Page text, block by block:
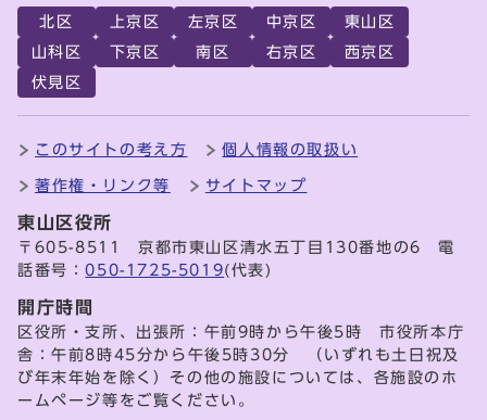
北区 上京区 左京区 中京区
東山区
山科区
下京区 南区 右京区
西京区
伏見区
このサイトの考え方 個人情報の取扱い
著作権・リンク等 サイトマップ
東山区役所
〒605-8511 京都市東山区清水五丁目130番地の6 電
話番号：050-1725-5019(代表)
開庁時間
区役所・支所、出張所：午前9時から午後5時 市役所本庁
舎：午前8時45分から午後5時30分 （いずれも土日祝及
び年末年始を除く）その他の施設については、各施設のホ
ームページ等をご覧ください。